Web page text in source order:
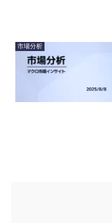
市場分析